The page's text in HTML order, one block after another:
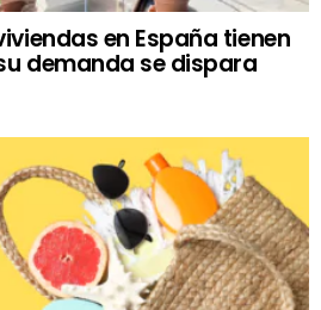
en España tienen
demanda se dispara